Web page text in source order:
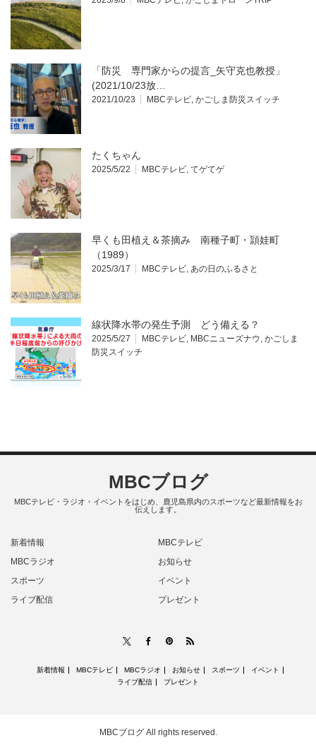
「防災 専門家からの提言_矢守克也教授」
(2021/10/23放…
2021/10/23 MBCテレビ, かごしま防災スイッチ
たくちゃん
2025/5/22 MBCテレビ, てゲてゲ
早くも田植え＆茶摘み 南種子町・頴娃町
（1989）
2025/3/17 MBCテレビ, あの日のふるさと
線状降水帯の発生予測 どう備える？
2025/5/27 MBCテレビ, MBCニューズナウ, かごしま
防災スイッチ
MBCブログ
MBCテレビ・ラジオ・イベントをはじめ、鹿児島県内のスポーツなど最新情報をお
伝えします。
新着情報
MBCテレビ
MBCラジオ
お知らせ
スポーツ
イベント
ライブ配信
プレゼント
FacebookPinterest
RSS
新着情報 MBCテレビ MBCラジオ お知らせ スポーツ
イベント
ライブ配信
プレゼント
MBCブログAll rights reserved.